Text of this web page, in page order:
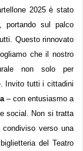
2025 è stato
portando sul palco
Questo rinnovato
che il nostro
non solo per
Invito tutti i cittadini
– con entusiasmo a
social. Non si tratta
verso una
iglietteria del Teatro